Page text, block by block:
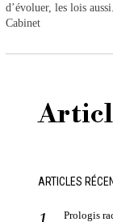
d’évoluer, les lois
Cabinet
ARTICLES
Prologis